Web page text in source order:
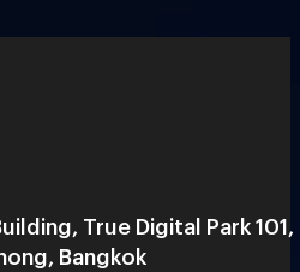
True Digital Park 101,
Bangkok